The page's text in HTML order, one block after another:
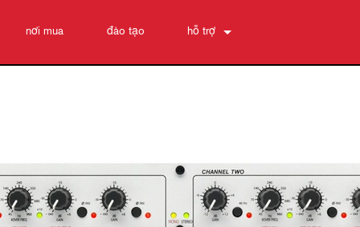
nơi mua đào tạo hỗ trợ
Bảo hành
đăng ký sản phẩm
Dịch vụ